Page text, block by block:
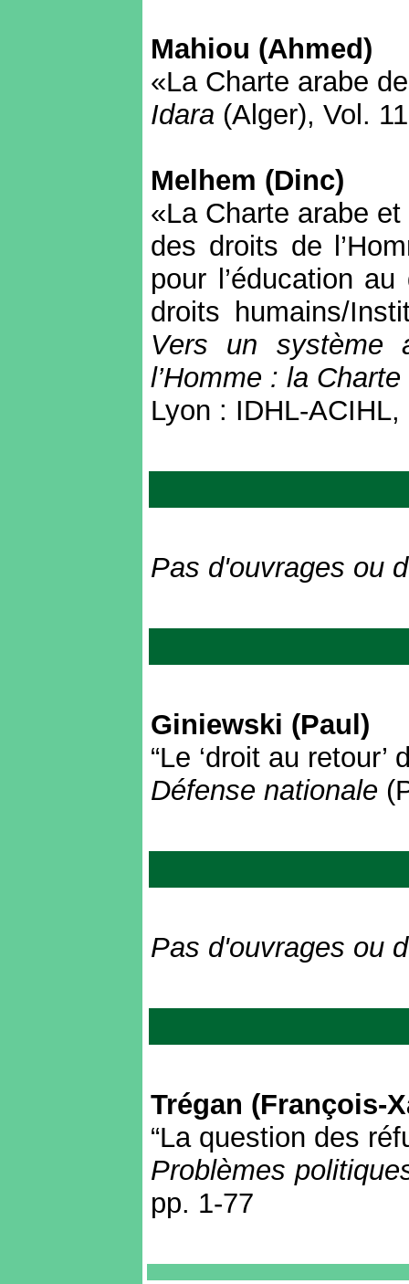
Mahiou (Ahmed)
«La Charte arabe
Idara (Alger), Vol.
Melhem (Dinc)
«La Charte arabe
des droits de
pour l’éducation
droits humains/
Vers un système
l’Homme : la
Lyon : IDHL-
Pas d'ouvrages ou
Giniewski (Paul)
“Le ‘droit au
Défense nationale
Pas d'ouvrages ou
Trégan (François-
“La question des
Problèmes
pp. 1-77